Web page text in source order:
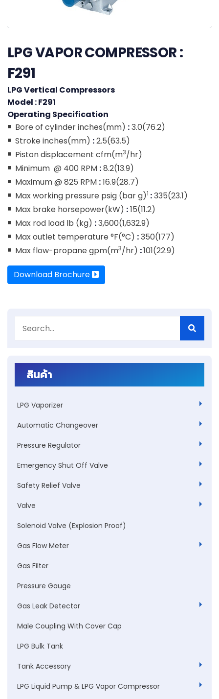
สินค้า
LPG Vaporizer
Automatic Changeover
Pressure Regulator
Emergency Shut Off Valve
Safety Relief Valve
Valve
Solenoid Valve (Explosion Proof)
Gas Flow Meter
Gas Filter
Pressure Gauge
Gas Leak Detector
Male Coupling With Cover Cap
LPG Bulk Tank
Tank Accessory
LPG Liquid Pump & LPG Vapor Compressor
LPG VAPOR COMPRESSOR :
F291
LPG Vertical Compressors
Model : F291
Operating Specification
◾ Bore of cylinder inches(mm) :3.0(76.2)
◾ Stroke inches(mm) :2.5(63.5)
◾ Piston displacement cfm(m3/hr)
◾ Minimum @ 400 RPM :8.2(13.9)
◾ Maximum @ 825 RPM :16.9(28.7)
◾ Max working pressure psig (bar g)1 :335(23.1)
◾ Max brake horsepower(kW) :15(11.2)
◾ Max rod load lb (kg) :3,600(1,632.9)
◾ Max outlet temperature °F(°C) :350(177)
◾ Max flow-propane gpm(m3/hr) :101(22.9)
Download Brochure